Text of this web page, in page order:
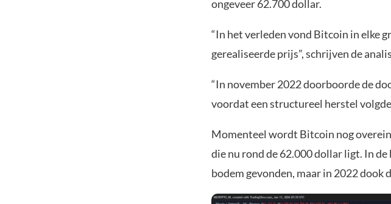
ongeveer 62.700 dollar.
“In het verleden vond Bitcoin in elke
gerealiseerde prijs”, schrijven de
“In november 2022 doorboorde de
voordat een structureel herstel
Momenteel wordt Bitcoin nog
die nu rond de 62.000 dollar ligt. In
bodem gevonden, maar in 2022